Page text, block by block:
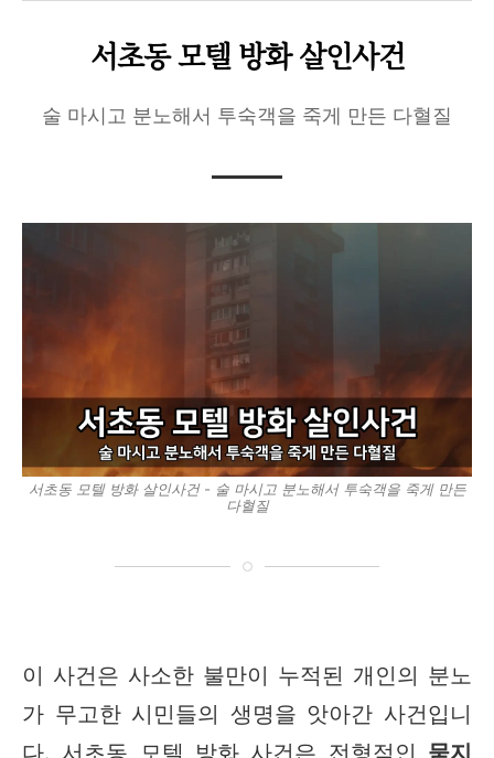
서초동 모텔 방화 살인사건
술 마시고 분노해서 투숙객을 죽게 만든 다혈질
서초동 모텔 방화 살인사건 - 술 마시고 분노해서 투숙객을 죽게 만든
다혈질
이 사건은 사소한 불만이 누적된 개인의 분노
가 무고한 시민들의 생명을 앗아간 사건입니
다. 서초동 모텔 방화 사건은 전형적인 묻지